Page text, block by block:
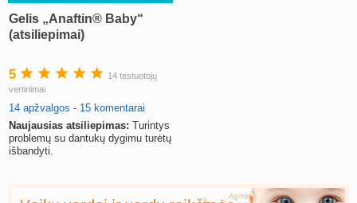
Gelis „Anaftin® Baby“
(atsiliepimai)
5
14 testuotojų
vertinimai
14 apžvalgos - 15 komentarai
Naujausias atsiliepimas: Turintys
problemų su dantukų dygimu turėtų
išbandyti.